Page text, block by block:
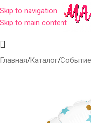
Skip to navigation
Skip to main content
Главная Каталог Событие